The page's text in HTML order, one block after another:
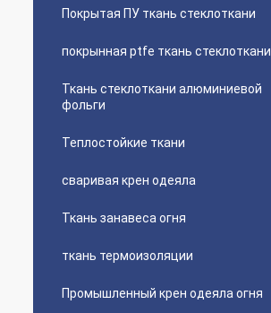
Покрытая ПУ ткань стеклоткани
покрынная ptfe ткань стеклоткани
Ткань стеклоткани алюминиевой
фольги
Теплостойкие ткани
сваривая крен одеяла
Ткань занавеса огня
ткань термоизоляции
Промышленный крен одеяла огня